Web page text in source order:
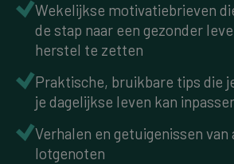
Wekelijkse motivatiebrieven
de stap naar een gezonder
herstel te zetten
Praktische, bruikbare tips die
je dagelijkse leven kan
Verhalen en getuigenissen van
lotgenoten